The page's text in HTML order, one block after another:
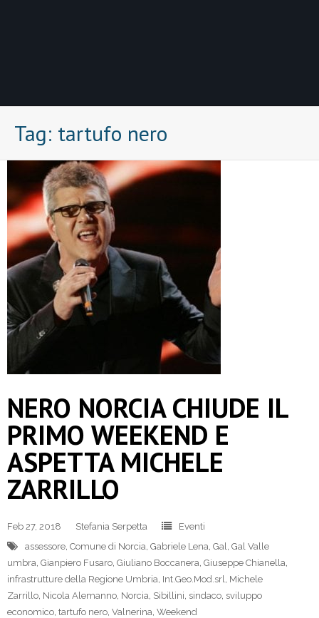
Tag: tartufo nero
NERO NORCIA CHIUDE IL
PRIMO WEEKEND E
ASPETTA MICHELE
ZARRILLO
Feb 27, 2018 Stefania Serpetta
Eventi
assessore, Comune di Norcia, Gabriele Lena, Gal, Gal Valle
umbra, Gianpiero Fusaro, Giuliano Boccanera, Giuseppe Chianella,
infrastrutture della Regione Umbria, Int.Geo.Mod.srl, Michele
Zarrillo, Nicola Alemanno, Norcia, Sibillini, sindaco, sviluppo
economico, tartufo nero, Valnerina, Weekend